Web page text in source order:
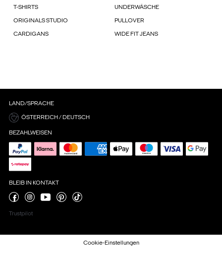
T-SHIRTS UNDERWÄSCHE
ORIGINALS STUDIO PULLOVER
CARDIGANS WIDE FIT JEANS
LAND/SPRACHE
ÖSTERREICH / DEUTSCH
BEZAHLWEISEN
BLEIB IN KONTAKT
Trustpilot
Cookie-Einstellungen